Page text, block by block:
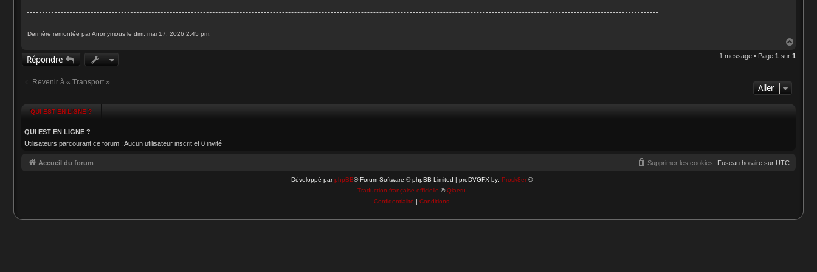
e
Dernière remontée par Anonymous le dim. mai 17, 2026 2:45 pm.
u
Répondre 1 message • Page 1 sur 1
Revenir à « Transport »
Aller
QUI EST EN LIGNE ?
QUI EST EN LIGNE ?
Utilisateurs parcourant ce forum : Aucun utilisateur inscrit et 0 invité
Accueil du forum Fuseau horaire sur UTC
Supprimer les cookies
Développé parphpBB® Forum Software © phpBB Limited | proDVGFX by: Prosk8er©
Traduction française officielle ©Qiaeru
Confidentialité | Conditions